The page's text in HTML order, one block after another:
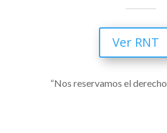
Ver RNT
“Nos reservamos el